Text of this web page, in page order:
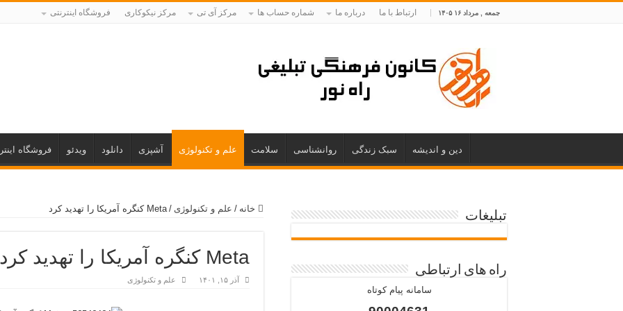
جمعه , مرداد ۱۶ ۱۴۰۵ ارتباط با ما درباره ما شماره حساب ها مرکز آی تی مرکز نیکوکاری فروشگاه اینترنتی
دین و اندیشه سبک زندگی روانشناسی سلامت علم و تکنولوژی آشپزی دانلود ویدئو فروشگاه
خانه / علم و تکنولوژی / Meta کنگره آمریکا را تهدید کرد
Meta کنگره آمریکا را تهدید کرد
آذر ۱۵, ۱۴۰۱ علم و تکنولوژی
تبلیغات
راه های ارتباطی
سامانه پیام کوتاه